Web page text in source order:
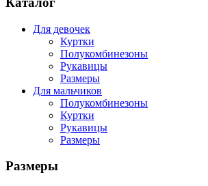
Для девочек
Куртки
Полукомбинезоны
Рукавицы
Размеры
Для мальчиков
Полукомбинезоны
Куртки
Рукавицы
Размеры
Размеры